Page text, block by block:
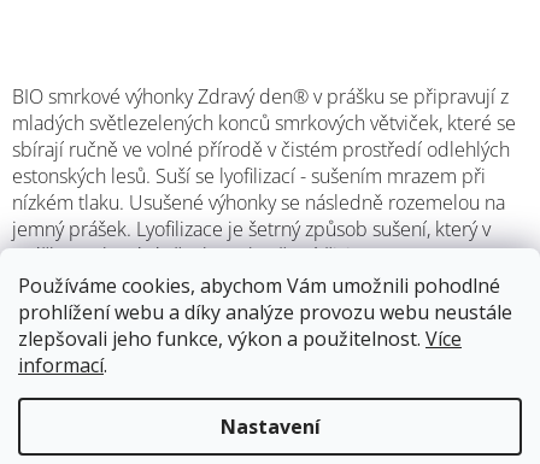
Používáme cookies, abychom Vám umožnili pohodlné
prohlížení webu a díky analýze provozu webu neustále
zlepšovali jeho funkce, výkon a použitelnost. Více
informací.
Nastavení
Skladem(4 ks) 13.8.2026
BIO smrkové výhonky Zdravý den® v prášku se připravují z
mladých světlezelených konců smrkových větviček, které se
sbírají ručně ve volné přírodě v čistém prostředí odlehlých
estonských lesů. Suší se lyofilizací - sušením mrazem při
nízkém tlaku. Usušené výhonky se následně rozemelou na
jemný prášek. Lyofilizace je šetrný způsob sušení, který v
prášku zachovává všechny obsažené živiny.
189 Kč
Měrná
Přidat do košíku